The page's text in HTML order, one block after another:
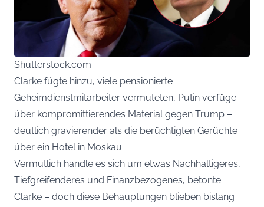
Shutterstock.com
Clarke fügte hinzu, viele pensionierte
Geheimdienstmitarbeiter vermuteten, Putin verfüge
über kompromittierendes Material gegen Trump –
deutlich gravierender als die berüchtigten Gerüchte
über ein Hotel in Moskau.
Vermutlich handle es sich um etwas Nachhaltigeres,
Tiefgreifenderes und Finanzbezogenes, betonte
Clarke – doch diese Behauptungen blieben bislang